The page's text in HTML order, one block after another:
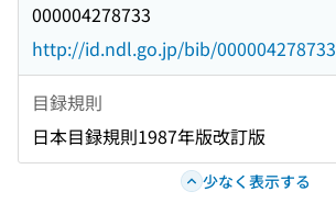
000004278733
http://id.ndl.go.jp/bib/000004278733
目録規則
日本目録規則1987年版改訂版
少なく表示する